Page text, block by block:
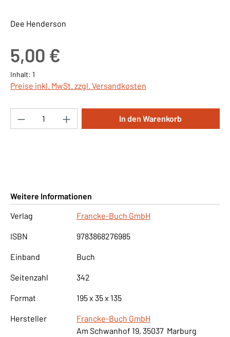
Dee Henderson
5,00 €
Inhalt: 1
Preise inkl. MwSt. zzgl. Versandkosten
Produkt Anzahl: Gib den gewünschten
In den Warenkorb
Weitere Informationen
Verlag
Francke-Buch GmbH
ISBN 9783868276985
Einband Buch
Seitenzahl 342
Format 195 x 35 x 135
Hersteller
Francke-Buch GmbH
Am Schwanhof 19, 35037 Marburg